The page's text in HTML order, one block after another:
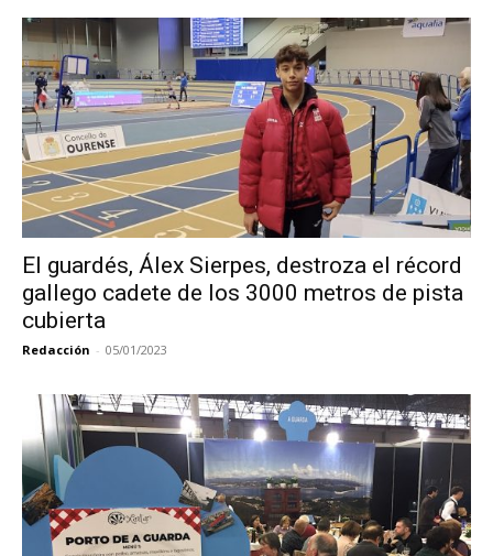
El guardés, Álex Sierpes, destroza el récord
gallego cadete de los 3000 metros de pista
cubierta
Redacción - 05/01/2023